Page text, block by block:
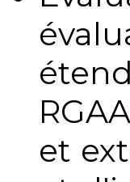
et